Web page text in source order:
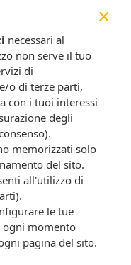
gocce bambini
30ml
20,46 €
Metti nel carrello
×
necessari al
non serve il tuo
di
o di terze parti,
con i tuoi interessi
degli
memorizzati solo
del sito.
all'utilizzo di
le tue
ogni momento
pagina del sito.